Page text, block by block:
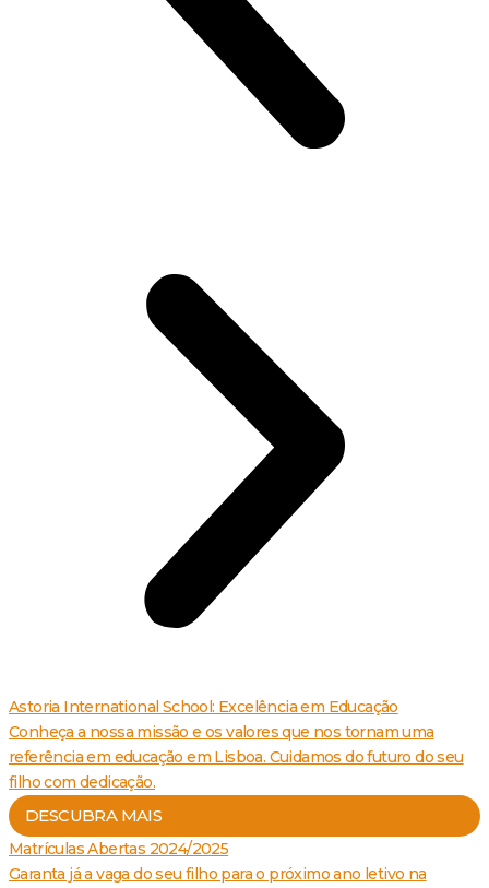
Astoria International School: Excelência em Educação
Conheça a nossa missão e os valores que nos tornam uma
referência em educação em Lisboa. Cuidamos do futuro do seu
filho com dedicação.
DESCUBRA MAIS
Matrículas Abertas 2024/2025
Garanta já a vaga do seu filho para o próximo ano letivo na